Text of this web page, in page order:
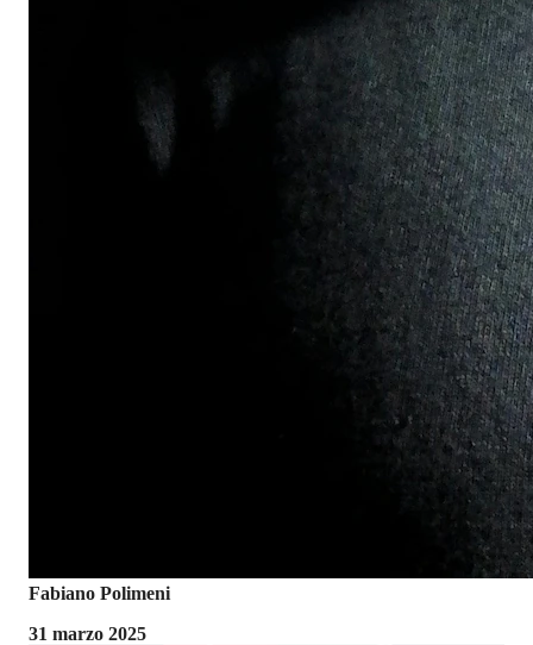
Fabiano Polimeni
31 marzo 2025